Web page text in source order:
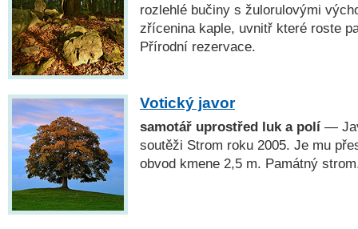
rozlehlé bučiny s žulorulovými
zřícenina kaple, uvnitř které roste
Přírodní rezervace.
Votický javor
samotář uprostřed luk a polí —
soutěži Strom roku 2005. Je mu
obvod kmene 2,5 m. Památný